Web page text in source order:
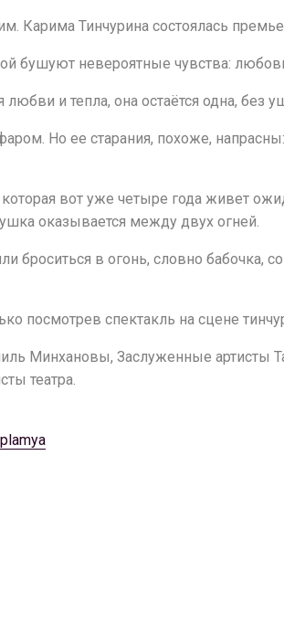
Карима Тинчурина состоялась
бушуют невероятные чувства:
и тепла, она остаётся одна, без
Но ее старания, похоже,
вот уже четыре года живет
оказывается между двух огней.
броситься в огонь, словно бабочка,
посмотрев спектакль на сцене
Минхановы, Заслуженные артисты
театра.